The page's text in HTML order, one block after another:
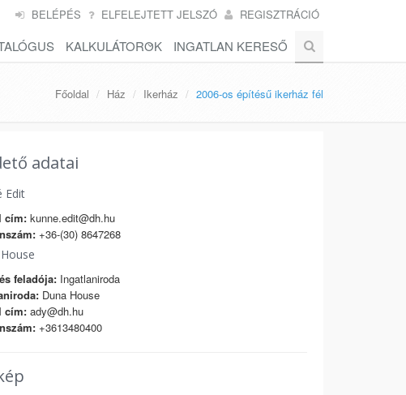
BELÉPÉS ELFELEJTETT JELSZÓ REGISZTRÁCIÓ
KALKULÁTOROK INGATLAN KERESŐ
Főoldal Ház Ikerház 2006-os építésű ikerház fél
adatai
Edit
cím:kunne.edit@dh.hu
+36-(30) 8647268
feladója:Ingatlaniroda
Duna House
cím:ady@dh.hu
+3613480400